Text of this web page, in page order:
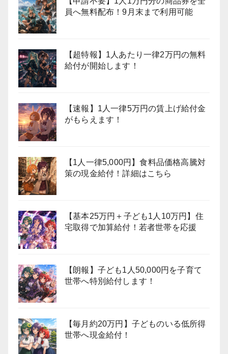
員へ無料配布！9月末まで利用可能
【超特報】1人あたり一律2万円の無料
給付が開始します！
【速報】1人一律5万円の賃上げ給付金
がもらえます！
【1人一律5,000円】食料品価格高騰対
策の現金給付！詳細はこちら
【基本25万円＋子ども1人10万円】住
宅取得で加算給付！若者世帯を応援
【朗報】子ども1人50,000円を子育て
世帯へ特別給付します！
【毎月約20万円】子どものいる低所得
世帯へ現金給付！